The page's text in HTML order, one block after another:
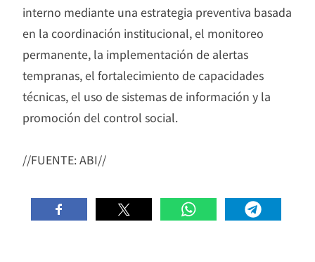
interno mediante una estrategia preventiva basada
en la coordinación institucional, el monitoreo
permanente, la implementación de alertas
tempranas, el fortalecimiento de capacidades
técnicas, el uso de sistemas de información y la
promoción del control social.
//FUENTE: ABI//